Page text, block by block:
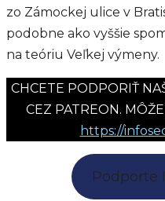
zo Zámockej ulice v
podobne ako vyššie
na teóriu Veľkej výmeny.
CHCETE PODPORIŤ
CEZ PATREON.
https://
Podporte